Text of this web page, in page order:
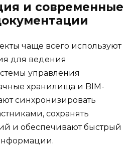
и современные
чаще всего используют
для ведения
управления
хранилища и BIM-
синхронизировать
сохранять
и обеспечивают быстрый